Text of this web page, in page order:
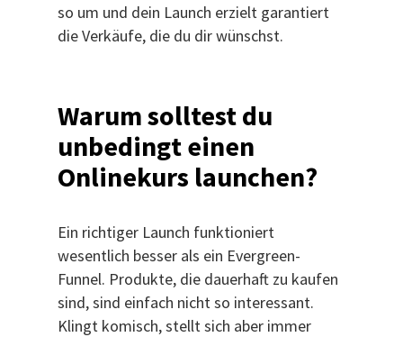
so um und dein Launch erzielt garantiert
die Verkäufe, die du dir wünschst.
Warum solltest du
unbedingt einen
Onlinekurs launchen?
Ein richtiger Launch funktioniert
wesentlich besser als ein Evergreen-
Funnel. Produkte, die dauerhaft zu kaufen
sind, sind einfach nicht so interessant.
Klingt komisch, stellt sich aber immer